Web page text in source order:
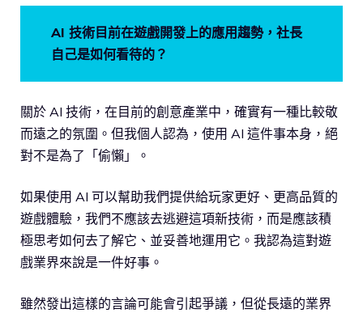
AI 技術目前在遊戲開發上的應用趨勢，社長
自己是如何看待的？
關於 AI 技術，在目前的創意產業中，確實有一種比較敬
而遠之的氛圍。但我個人認為，使用 AI 這件事本身，絕
對不是為了「偷懶」。
如果使用 AI 可以幫助我們提供給玩家更好、更高品質的
遊戲體驗，我們不應該去逃避這項新技術，而是應該積
極思考如何去了解它、並妥善地運用它。我認為這對遊
戲業界來說是一件好事。
雖然發出這樣的言論可能會引起爭議，但從長遠的業界